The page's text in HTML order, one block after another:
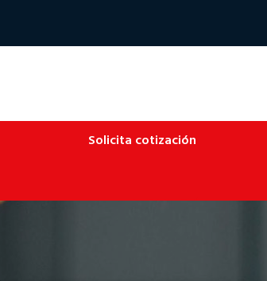
Solicita cotización